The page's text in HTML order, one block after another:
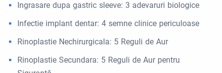
Ingrasare dupa gastric sleeve: 3 adevaruri biologice
Infectie implant dentar: 4 semne clinice periculoase
Rinoplastie Nechirurgicala: 5 Reguli de Aur
Rinoplastie Secundara: 5 Reguli de Aur pentru